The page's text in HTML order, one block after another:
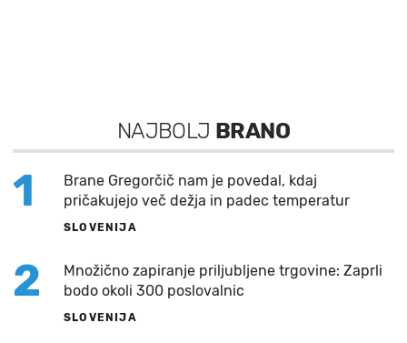
NAJBOLJ BRANO
1
Brane Gregorčič nam je povedal, kdaj
pričakujejo več dežja in padec temperatur
SLOVENIJA
2
Množično zapiranje priljubljene trgovine: Zaprli
bodo okoli 300 poslovalnic
SLOVENIJA